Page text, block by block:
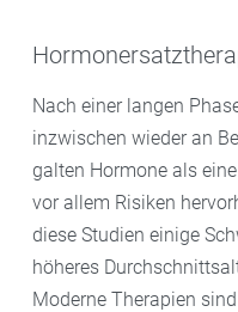
Nach einer langen
inzwischen wieder an
galten Hormone als
vor allem Risiken
diese Studien einige
höheres
Moderne Therapien